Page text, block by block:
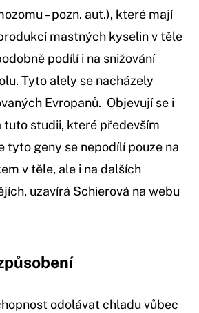
– pozn. aut.), které mají
mastných kyselin v těle
podílí i na snižování
Tyto alely se nacházely
Evropanů. Objevují se i
tuto studii, které především
tyto geny se nepodílí pouze na
v těle, ale i na dalších
uzavírá Schierová na webu
odolávat chladu vůbec